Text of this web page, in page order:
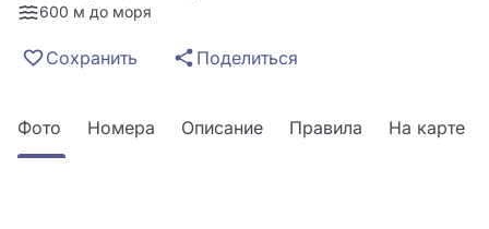
600 м до моря
Сохранить Поделиться
Фото Номера Описание Правила На карте